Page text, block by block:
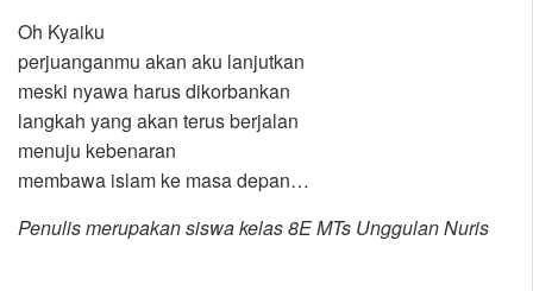
Oh Kyaiku
perjuanganmu akan aku lanjutkan
meski nyawa harus dikorbankan
langkah yang akan terus berjalan
menuju kebenaran
membawa islam ke masa depan…
Penulis merupakan siswa kelas 8E MTs Unggulan Nuris